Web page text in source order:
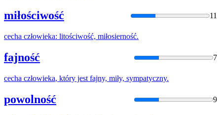
miłościwość 11
cecha człowieka: litościwość, miłosierność.
fajność 7
cecha człowieka, który jest fajny, miły, sympatyczny.
powolność 9